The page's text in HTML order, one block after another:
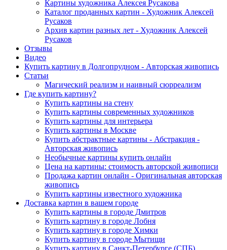
Картины художника Алексея Русакова
Каталог проданных картин - Художник Алексей
Русаков
Архив картин разных лет - Художник Алексей
Русаков
Отзывы
Видео
Купить картину в Долгопрудном - Авторская живопись
Статьи
Магический реализм и наивный сюрреализм
Где купить картину?
Купить картины на стену
Купить картины современных художников
Купить картины для интерьера
Купить картины в Москве
Купить абстрактные картины - Абстракция -
Авторская живопись
Необычные картины купить онлайн
Цена на картины: стоимость авторской живописи
Продажа картин онлайн - Оригинальная авторская
живопись
Купить картины известного художника
Доставка картин в вашем городе
Купить картины в городе Дмитров
Купить картину в городе Лобня
Купить картину в городе Химки
Купить картину в городе Мытищи
Купить картину в Санкт-Петербурге (СПБ)